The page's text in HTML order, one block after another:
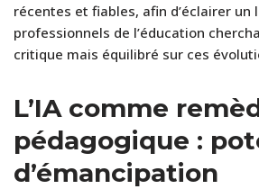
récentes et fiables, afin d’éclairer un
professionnels de l’éducation
critique mais équilibré sur ces
L’IA comme
pédagogique :
d’émancipation